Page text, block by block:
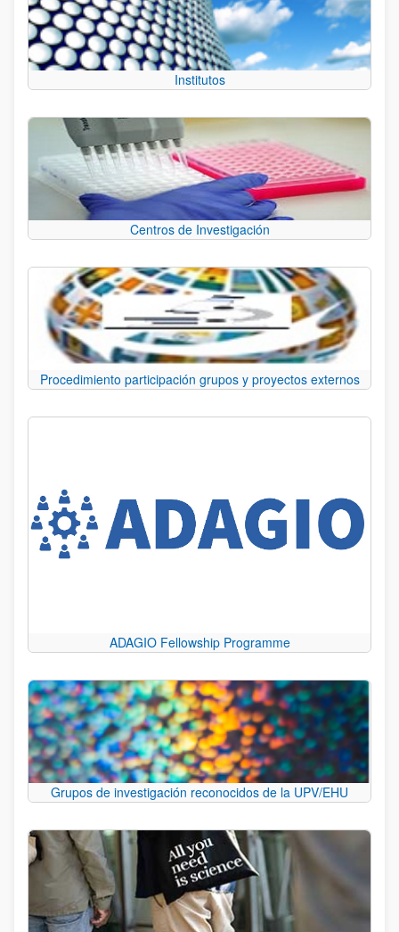
Institutos
Centros de Investigación
Procedimiento participación grupos y proyectos externos
ADAGIO Fellowship Programme
Grupos de investigación reconocidos de la UPV/EHU